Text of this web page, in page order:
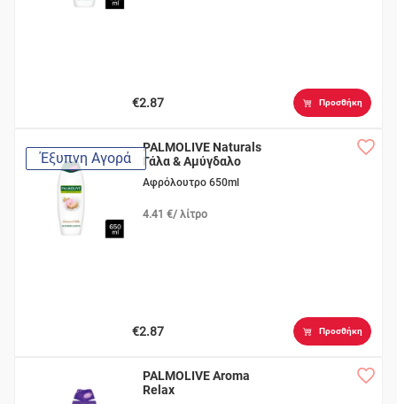
€2.87 Προσθήκη
Έξυπνη Αγορά
PALMOLIVE Naturals
Γάλα & Aμύγδαλο
Αφρόλουτρο 650ml
4.41 €/ λίτρο
€2.87 Προσθήκη
PALMOLIVE Aroma
Relax